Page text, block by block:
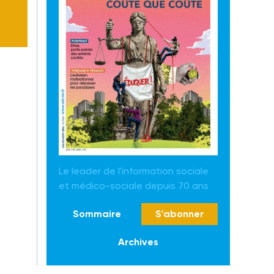
Le leader de l'information sociale
et médico-sociale depuis 70 ans
Sommaire S'abonner
Archives